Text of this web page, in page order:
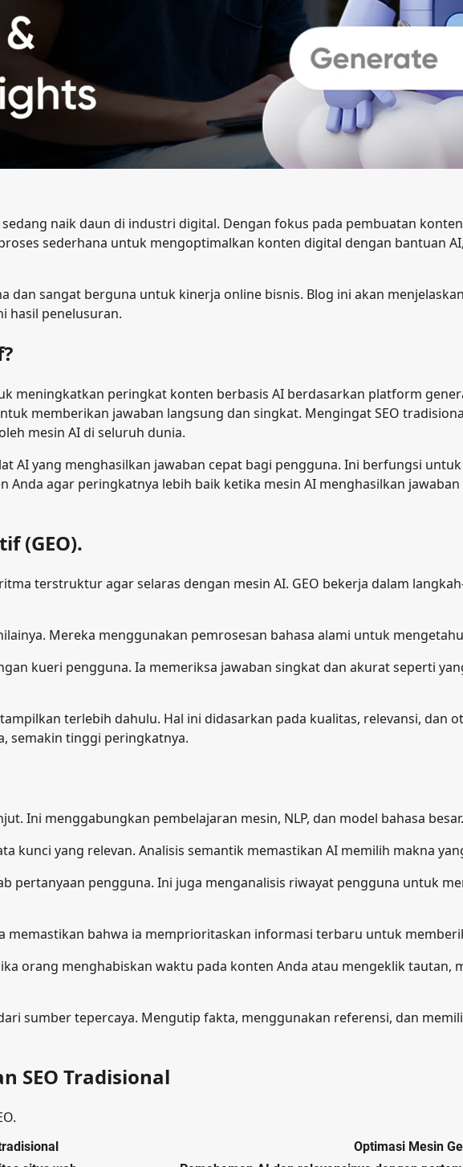
naik daun di industri digital. Dengan fokus pada pembuatan
sederhana untuk mengoptimalkan konten digital dengan bantuan
dan sangat berguna untuk kinerja online bisnis. Blog ini akan
hasil penelusuran.
meningkatkan peringkat konten berbasis AI berdasarkan platform
memberikan jawaban langsung dan singkat. Mengingat SEO
mesin AI di seluruh dunia.
AI yang menghasilkan jawaban cepat bagi pengguna. Ini berfungsi
agar peringkatnya lebih baik ketika mesin AI menghasilkan
(GEO).
terstruktur agar selaras dengan mesin AI. GEO bekerja dalam
Mereka menggunakan pemrosesan bahasa alami untuk
kueri pengguna. Ia memeriksa jawaban singkat dan akurat seperti
terlebih dahulu. Hal ini didasarkan pada kualitas, relevansi, dan
semakin tinggi peringkatnya.
Ini menggabungkan pembelajaran mesin, NLP, dan model bahasa besar.
kunci yang relevan. Analisis semantik memastikan AI memilih makna
pertanyaan pengguna. Ini juga menganalisis riwayat pengguna untuk
bahwa ia memprioritaskan informasi terbaru untuk
orang menghabiskan waktu pada konten Anda atau mengeklik tautan,
sumber tepercaya. Mengutip fakta, menggunakan referensi, dan
SEO Tradisional
Optimasi Mesin